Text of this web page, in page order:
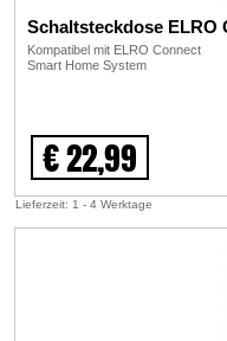
Schaltsteckdose ELRO
Kompatibel mit ELRO Connect
Smart Home System
€ 22,99
Lieferzeit: 1 - 4 Werktage